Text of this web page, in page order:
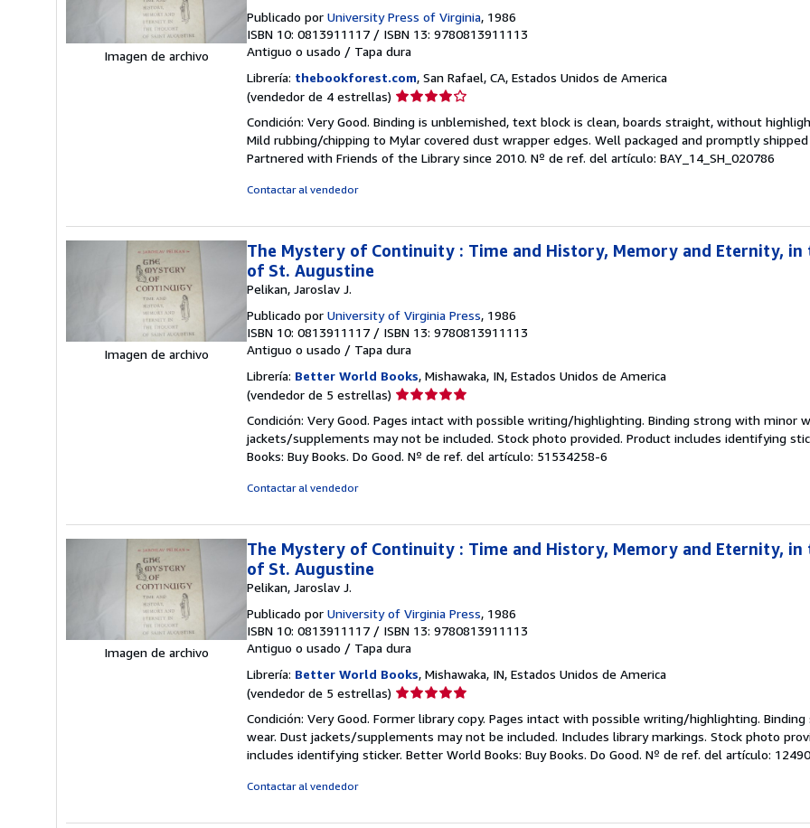
Imagen de archivo
Publicado por University Press of Virginia, 1986
ISBN 10: 0813911117 / ISBN 13: 9780813911113
Antiguo o usado / Tapa dura
Librería: thebookforest.com, San Rafael, CA, Estados Unidos de America
(vendedor de 4 estrellas) Calificación
vendedor:
4
de
Condición: Very Good. Binding is unblemished, text block is clean, boards straight, without
Mild rubbing/chipping to Mylar covered dust wrapper edges. Well packaged and promptly
Partnered with Friends of the Library since 2010. Nº de ref. del artículo: BAY_14_SH_020786
Contactar al vendedor
Imagen de archivo
The Mystery of Continuity : Time and History, Memory and Eternity, in
of St. Augustine
Pelikan, Jaroslav J.
Publicado por University of Virginia Press, 1986
ISBN 10: 0813911117 / ISBN 13: 9780813911113
Antiguo o usado / Tapa dura
Librería: Better World Books, Mishawaka, IN, Estados Unidos de America
(vendedor de 5 estrellas) Calificación
vendedor:
5
de
Condición: Very Good. Pages intact with possible writing/highlighting. Binding strong with minor
jackets/supplements may not be included. Stock photo provided. Product includes identifying
Books: Buy Books. Do Good. Nº de ref. del artículo: 51534258-6
Contactar al vendedor
Imagen de archivo
The Mystery of Continuity : Time and History, Memory and Eternity, in
of St. Augustine
Pelikan, Jaroslav J.
Publicado por University of Virginia Press, 1986
ISBN 10: 0813911117 / ISBN 13: 9780813911113
Antiguo o usado / Tapa dura
Librería: Better World Books, Mishawaka, IN, Estados Unidos de America
(vendedor de 5 estrellas) Calificación
vendedor:
5
de
Condición: Very Good. Former library copy. Pages intact with possible writing/highlighting.
wear. Dust jackets/supplements may not be included. Includes library markings. Stock photo
includes identifying sticker. Better World Books: Buy Books. Do Good. Nº de ref. del artículo:
Contactar al vendedor